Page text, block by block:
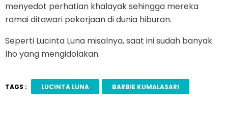
menyedot perhatian khalayak sehingga mereka
ramai ditawari pekerjaan di dunia hiburan.
Seperti Lucinta Luna misalnya, saat ini sudah banyak
lho yang mengidolakan.
TAGS : LUCINTA LUNA BARBIE KUMALASARI